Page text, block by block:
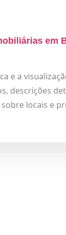
em
e a
descrições
locais e